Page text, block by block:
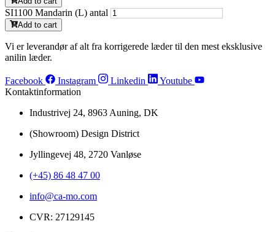
SI1100 Mandarin (L) antal
Add to cart
Vi er leverandør af alt fra korrigerede læder til den mest eksklusive
anilin læder.
Facebook Instagram Linkedin
Youtube
Kontaktinformation
Industrivej 24, 8963 Auning, DK
(Showroom) Design District
Jyllingevej 48, 2720 Vanløse
(+45) 86 48 47 00
info@ca-mo.com
CVR: 27129145